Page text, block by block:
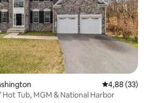
Gemiddelde
4,88 (33)
Tub, MGM & National Harbor